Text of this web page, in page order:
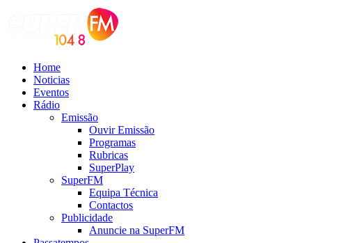
Home
Noticias
Eventos
Rádio
Emissão
Ouvir Emissão
Programas
Rubricas
SuperPlay
SuperFM
Equipa Técnica
Contactos
Publicidade
Anuncie na SuperFM